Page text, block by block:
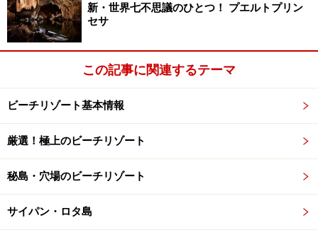
プララン島随一の美しさを誇るアンスラジオ
首都ヴィクトリアのランドマークの時計塔
セーシェル国際空港があるのは、首都ヴィクトリアのあ
るマヘ島。経済・文化の中心で、人口の9割がこの島に
集まっています。
都ヴィクトリアは、高層ビルはないものの、近代的な建
新・世界七不思議のひとつ！ プエルトプリン
セサ
この記事に関連するテーマ
ビーチリゾート基本情報
厳選！極上のビーチリゾート
秘島・穴場のビーチリゾート
サイパン・ロタ島